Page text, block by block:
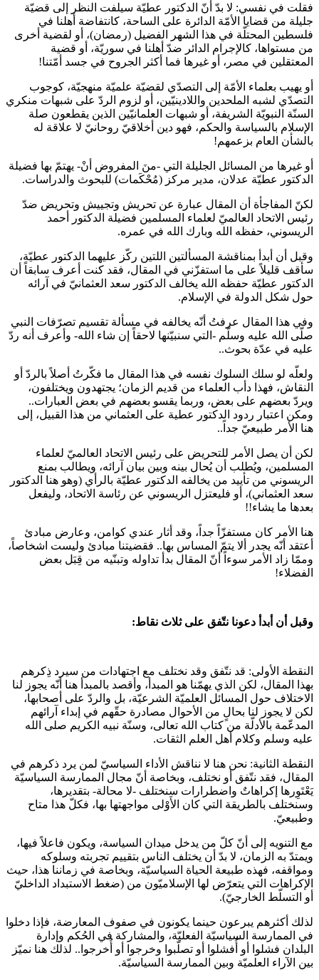
فقلت في نفسي: لا بدّ أنّ الدكتور عطيّة سيلفت النظر إلى قضيّة
جليلة من قضايا الأمّة الدائرة على الساحة، كانتفاضة أهلنا في
فلسطين المحتلّة في هذا الشهر الفضيل (رمضان)، أو لقضية أخرى
من مستواها، كالإجرام الدائر ضدّ أهلنا في سوريّة، أو قضية
المعتقلين في مصر، أو غيرها فما أكثر الجروح في جسد أمّتنا!
أو يهيب بعلماء الأمّة إلى التصدّي لقضيّة علميّة منهجيّة، كوجوب
التصدّي لشبه الملحدين واللادينيّين، أو لزوم الردّ على شبهات منكري
السنّة النبويّة الشريفة، أو شبهات العلمانيّين الذين يقطعون صلة
الإسلام بالسياسة والحكم، فهو دين أخلاقيّ روحانيّ لا علاقة له
بالشأن العام بزعمهم!
أو غيرها من المسائل الجليلة التي -منَ المفروض أنْ- يهتمّ بها فضيلة
الدكتور عطيّة عدلان، مدير مركز (مُحْكَمات) للبحوث والدراسات.
لكنّ المفاجأة أن المقال عبارة عن تحريش وتجييش وتحريض ضدّ
رئيس الاتحاد العالميّ لعلماء المسلمين فضيلة الدكتور أحمد
الريسوني، حفظه الله وبارك الله في عمره.
وقبل أن أبدأ بمناقشة المسألتين اللتين ركّز عليهما الدكتور عطيّة،
سأقف قليلاً على ما استفزّني في المقال، فقد كنت أعرف سابقاً أن
الدكتور عطيّة حفظه الله يخالف الدكتور سعد العثمانيّ في آرائه
حول شكل الدولة في الإسلام.
وفي هذا المقال عرفتُ أنّه يخالفه في مسألة تقسيم تصرّفات النبي
صلّى الله عليه وسلّم -التي سنبيّنها لاحقاً إن شاء الله- وأعرف أنه ردّ
عليه في عدّة بحوث..
ولعلّه لو سلك السلوك نفسه في هذا المقال ما فكّرتُ أصلاً بالردّ أو
النقاش، فهذا دأب العلماء من قديم الزمان؛ يجتهدون ويختلفون،
ويردّ بعضهم على بعض، وربما يقسو بعضهم في بعض العبارات..
ومكن اعتبار ردود الدكتور عطية على العثماني من هذا القبيل، إلى
هنا الأمر طبيعيّ جداً..
لكن أن يصل الأمر للتحريض على رئيس الاتحاد العالميّ لعلماء
المسلمين، ويُطلب أن يُحال بينه وبين بيان آرائه، ويطالب بمنع
الريسوني من تأييد من يخالفه الدكتور عطيّة بالرأي (وهو هنا الدكتور
سعد العثماني)، أو فليعتزل الريسوني عن رئاسة الاتحاد، وليفعل
بعدها ما يشاء!!
هنا الأمر كان مستفزّاً جداً، وقد أثار عندي كوامن، وعارض مبادئ
أعتقد أنّه يجدر ألا يتمّ المساس بها.. فقضيتنا مبادئ وليست اشخاصاً،
وممّا زاد الأمر سوءاً أنّ المقال بدأ تداوله وتبنّيه من قِبَل بعض
الفضلاء!
وقبل أن أبدأ دعونا نتّفق على ثلاث نقاط:
النقطة الأولى: قد نتّفق وقد نختلف مع اجتهادات من سيرد ذِكرهم
بهذا المقال، لكن الذي يهمّنا هو المبدأ، وأقصد بالمبدأ هنا أنّه يجوز لنا
الاختلاف حول المسائل العلميّة الشرعيّة، بل والردّ على أصحابها،
لكن لا يجوز لنا بحالٍ من الأحوال مصادرة حقّهم في إبداء آرائهم
المدعّمة بالأدلّة من كتاب الله تعالى، وسنّة نبيه الكريم صلى الله
عليه وسلم وكلام أهل العلم الثقات.
النقطة الثانية: نحن هنا لا نناقش الأداء السياسيّ لمن يرد ذكرهم في
المقال، فقد نتّفق أو نختلف، وبخاصة أنّ مجال الممارسة السياسيّة
يَعْتَوِرها إكراهاتٌ واضطرارات سنختلف -لا محالة- بتقديرها،
وسنختلف بالطريقة التي كان الأَوْلى مواجهتها بها، فكلّ هذا متاح
وطبيعيّ.
مع التنويه إلى أنّ كلّ من يدخل ميدان السياسة، ويكون فاعلاً فيها،
ويمتدّ به الزمان، لا بدّ أن يختلف الناس بتقييم تجربته وسلوكه
ومواقفه، فهذه طبيعة الحياة السياسيّة، وبخاصة في زماننا هذا، حيث
الإكراهات التي يتعرّض لها الإسلاميّون من (ضغط الاستبداد الداخليّ
أو التسلّط الخارجيّ).
لذلك أكثرهم يبرعون حينما يكونون في صفوف المعارضة، فإذا دخلوا
في الممارسة السياسيّة الفعليّة، والمشاركة في الحُكم وإدارة
البلدان فشلوا أو أُفشلوا أو تصلّبوا وخرجوا أو أُخرجوا.. لذلك هنا نميّز
بين الآراء العلميّة وبين الممارسة السياسيّة.